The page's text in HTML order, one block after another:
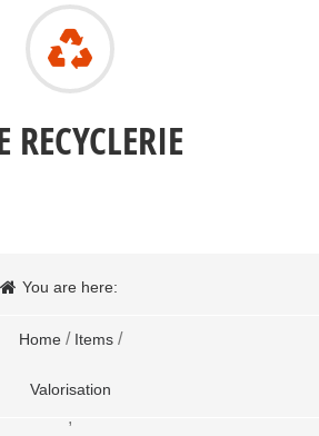
RECYCLERIE
You are here:
Home / Items /
Valorisation
,